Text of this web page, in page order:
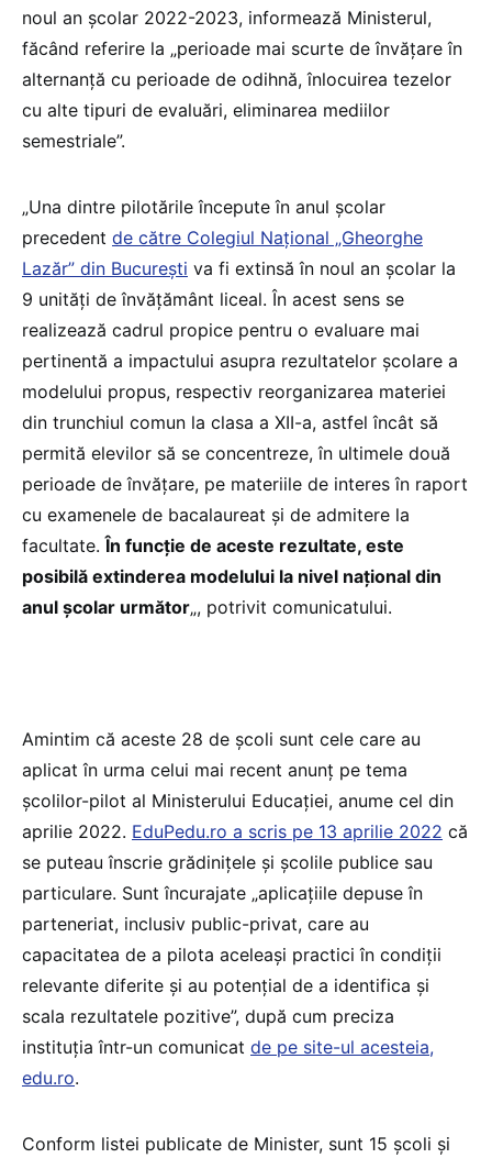
noul an școlar 2022-2023, informează Ministerul,
făcând referire la „perioade mai scurte de învățare în
alternanță cu perioade de odihnă, înlocuirea tezelor
cu alte tipuri de evaluări, eliminarea mediilor
semestriale”.
„Una dintre pilotările începute în anul școlar
precedent de către Colegiul Național „Gheorghe
Lazăr” din București va fi extinsă în noul an școlar la
9 unități de învățământ liceal. În acest sens se
realizează cadrul propice pentru o evaluare mai
pertinentă a impactului asupra rezultatelor școlare a
modelului propus, respectiv reorganizarea materiei
din trunchiul comun la clasa a XII-a, astfel încât să
permită elevilor să se concentreze, în ultimele două
perioade de învățare, pe materiile de interes în raport
cu examenele de bacalaureat și de admitere la
facultate.În funcție de aceste rezultate, este
posibilă extinderea modelului la nivel național din
anul școlar următor„, potrivit comunicatului.
Amintim că aceste 28 de școli sunt cele care au
aplicat în urma celui mai recent anunț pe tema
școlilor-pilot al Ministerului Educației, anume cel din
aprilie 2022. EduPedu.ro a scris pe 13 aprilie 2022 că
se puteau înscrie grădinițele și școlile publice sau
particulare. Sunt încurajate „aplicațiile depuse în
parteneriat, inclusiv public-privat, care au
capacitatea de a pilota aceleași practici în condiții
relevante diferite și au potențial de a identifica și
scala rezultatele pozitive”, după cum preciza
instituția într-un comunicat de pe site-ul acesteia,
edu.ro.
Conform listei publicate de Minister, sunt 15 școli și